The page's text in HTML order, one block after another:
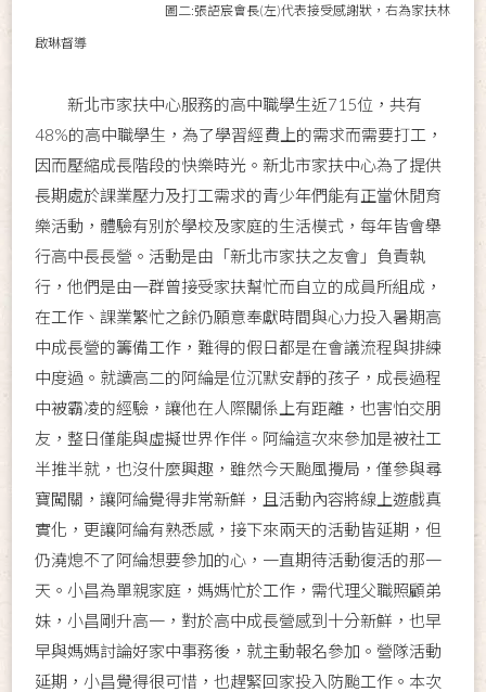
圖二:張語宸會長(左)代表接受感謝狀，右為家扶林
啟琳督導
新北市家扶中心服務的高中職學生近715位，共有
48%的高中職學生，為了學習經費上的需求而需要打工，
因而壓縮成長階段的快樂時光。新北市家扶中心為了提供
長期處於課業壓力及打工需求的青少年們能有正當休閒育
樂活動，體驗有別於學校及家庭的生活模式，每年皆會舉
行高中長長營。活動是由「新北市家扶之友會」負責執
行，他們是由一群曾接受家扶幫忙而自立的成員所組成，
在工作、課業繁忙之餘仍願意奉獻時間與心力投入暑期高
中成長營的籌備工作，難得的假日都是在會議流程與排練
中度過。就讀高二的阿綸是位沉默安靜的孩子，成長過程
中被霸凌的經驗，讓他在人際關係上有距離，也害怕交朋
友，整日僅能與虛擬世界作伴。阿綸這次來參加是被社工
半推半就，也沒什麼興趣，雖然今天颱風攪局，僅參與尋
寶闖關，讓阿綸覺得非常新鮮，且活動內容將線上遊戲真
實化，更讓阿綸有熟悉感，接下來兩天的活動皆延期，但
仍澆熄不了阿綸想要參加的心，一直期待活動復活的那一
天。小昌為單親家庭，媽媽忙於工作，需代理父職照顧弟
妹，小昌剛升高一，對於高中成長營感到十分新鮮，也早
早與媽媽討論好家中事務後，就主動報名參加。營隊活動
延期，小昌覺得很可惜，也趕緊回家投入防颱工作。本次